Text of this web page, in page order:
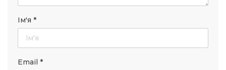
Ім'я *
Email *